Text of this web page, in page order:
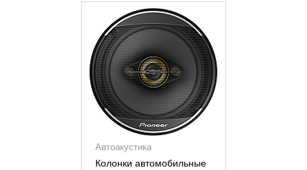
Автоакустика
Колонки автомобильные